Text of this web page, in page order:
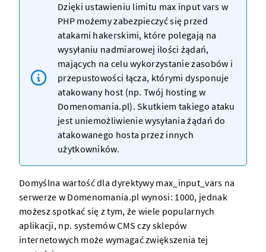
Dzięki ustawieniu limitu max input vars w
PHP możemy zabezpieczyć się przed
atakami hakerskimi, które polegają na
wysyłaniu nadmiarowej ilości żądań,
mających na celu wykorzystanie zasobów i
przepustowości łącza, którymi dysponuje
atakowany host (np. Twój hosting w
Domenomania.pl). Skutkiem takiego ataku
jest uniemożliwienie wysyłania żądań do
atakowanego hosta przez innych
użytkowników.
Domyślna wartość dla dyrektywy max_input_vars na
serwerze w Domenomania.pl wynosi: 1000, jednak
możesz spotkać się z tym, że wiele popularnych
aplikacji, np. systemówCMS czy sklepów
internetowych może wymagać zwiększenia tej